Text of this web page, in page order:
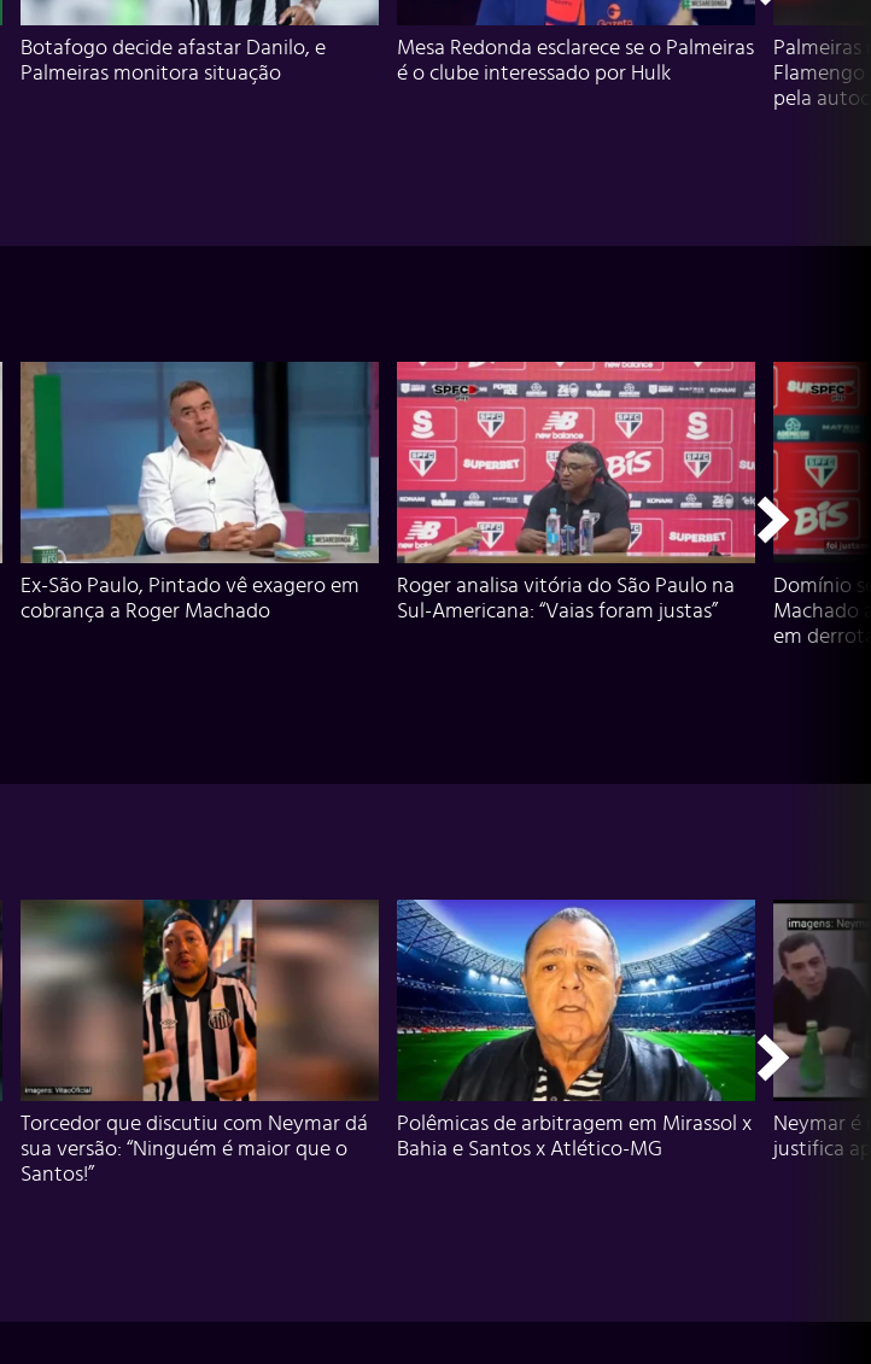
Botafogo decide afastar Danilo, e
Palmeiras monitora situação
Mesa Redonda esclarece se o Palmeiras
é o clube interessado por Hulk
Flamengo
pela
Ex-São Paulo, Pintado vê exagero em
cobrança a Roger Machado
Roger analisa vitória do São Paulo na
Sul-Americana: “Vaias foram justas”
Domínio
Machado
em
Torcedor que discutiu com Neymar dá
sua versão: “Ninguém é maior que o
Santos!”
Polêmicas de arbitragem em Mirassol x
Bahia e Santos x Atlético-MG
Neymar é
justifica